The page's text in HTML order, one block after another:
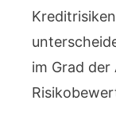
im Grad